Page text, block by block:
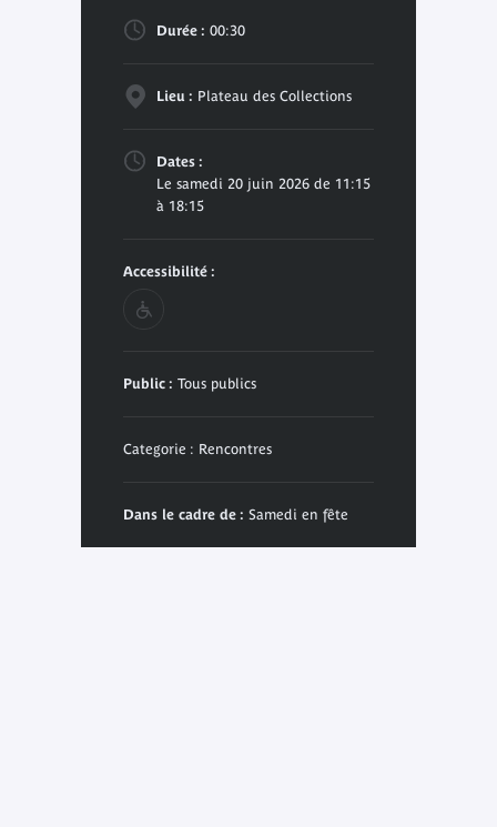
Durée : 00:30
Lieu : Plateau des Collections
Dates :
Le samedi 20 juin 2026 de 11:15
à 18:15
Accessibilité :
Public : Tous publics
Categorie : Rencontres
Dans le cadre de : Samedi en fête